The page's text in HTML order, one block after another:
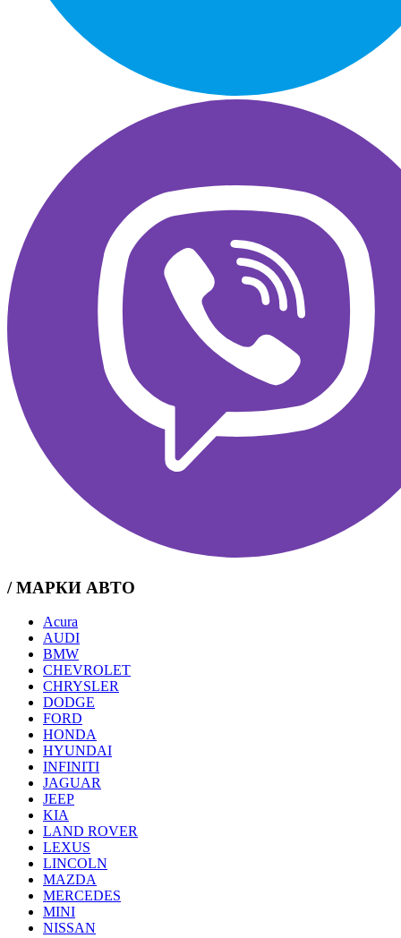
/ МАРКИ АВТО
Acura
AUDI
BMW
CHEVROLET
CHRYSLER
DODGE
FORD
HONDA
HYUNDAI
INFINITI
JAGUAR
JEEP
KIA
LAND ROVER
LEXUS
LINCOLN
MAZDA
MERCEDES
MINI
NISSAN